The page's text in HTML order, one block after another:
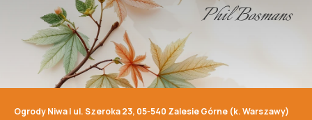
Phil Bosmans
Ogrody Niwa | ul. Szeroka 23, 05-540 Zalesie Górne (k. Warszawy)